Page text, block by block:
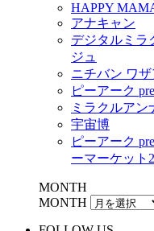
HAPPY
アナキャン
デジタルミ
ジュ
ニチバン ワザ
ピーアーク
ミラクルアン
宇宙博
ピーアーク
ーマーケット
MONTH
MONTH